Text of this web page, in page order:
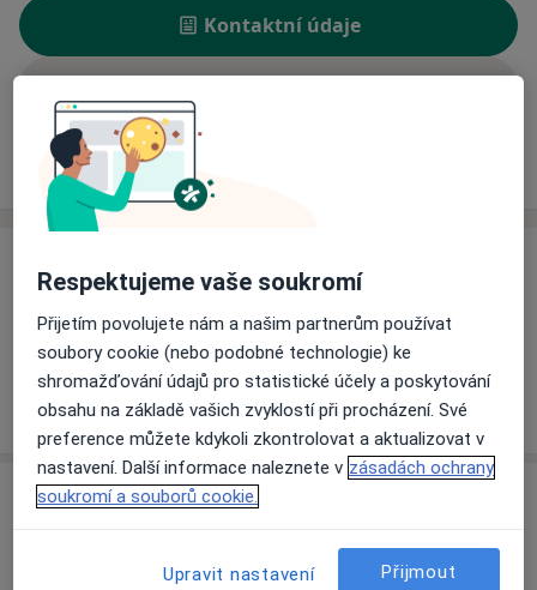
Kontaktní údaje
Ceník Adresy
Ceník
Informace o službách a cenách nejsou k dispozici
Tento specialista ještě nepřidával žádné informace o
svých službách.
Adresa
Gynekologická ambulance
Hradišťská 193,Kněžmost 29402
Respektujeme vaše soukromí
Přijetím povolujete nám a našim partnerům používat
soubory cookie (nebo podobné technologie) ke
shromažďování údajů pro statistické účely a poskytování
obsahu na základě vašich zvyklostí při procházení. Své
preference můžete kdykoli zkontrolovat a aktualizovat v
nastavení. Další informace naleznete v zásadách ochrany
soukromí a souborů cookie.
Upravit nastavení Přijmout